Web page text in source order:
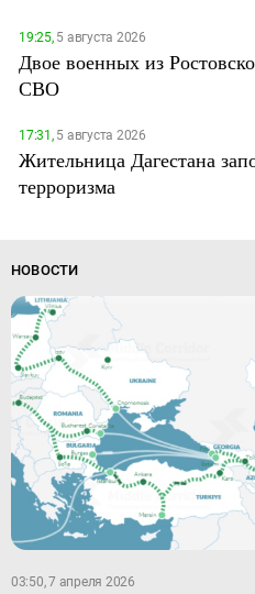
19:25,5 августа 2026
Двое военных из
СВО
17:31,5 августа 2026
Жительница Дагестана
терроризма
НОВОСТИ
03:50, 7 апреля 2026